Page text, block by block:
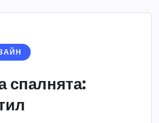
спалнята: